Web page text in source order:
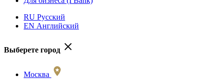
RU Русский
EN Английский
Выберете город
Москва